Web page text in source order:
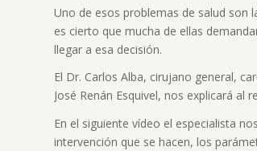
Uno de esos problemas de salud son
es cierto que mucha de ellas
llegar a esa decisión.
El Dr. Carlos Alba, cirujano general,
José Renán Esquivel, nos explicará al
En el siguiente vídeo el especialista
intervención que se hacen, los